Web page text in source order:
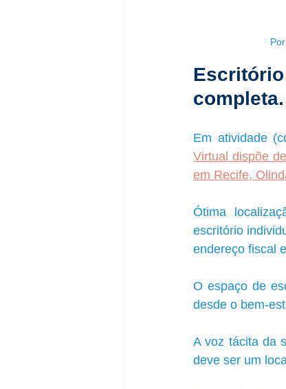
completa.
Em atividade
Virtual dispõe
em Recife,
Ótima
escritório
endereço fiscal
O espaço de
desde o bem-
A voz tácita da
deve ser um